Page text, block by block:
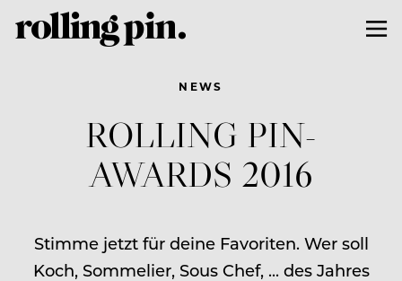
NEWS
ROLLING PIN-
AWARDS 2016
Stimme jetzt für deine Favoriten. Wer soll
Koch, Sommelier, Sous Chef, ... des Jahres